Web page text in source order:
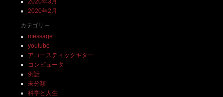
2020年2月
カテゴリー
message
youtube
アコースティックギター
コンピュータ
例話
未分類
科学と人生